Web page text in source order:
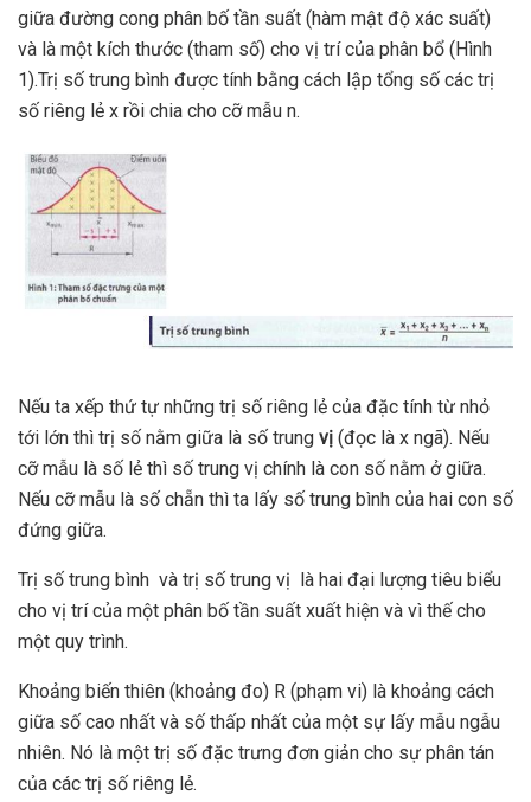
giữa đường cong phân bố tần suất (hàm mật độ xác suất)
và là một kích thước (tham số) cho vị trí của phân bổ (Hình
1).Trị số trung bình được tính bằng cách lập tổng số các trị
số riêng lẻ x rồi chia cho cỡ mẫu n.
Nếu ta xếp thứ tự những trị số riêng lẻ của đặc tính từ nhỏ
tới lớn thì trị số nằm giữa là số trung vị (đọc là x ngã). Nếu
cỡ mẫu là số lẻ thì số trung vị chính là con số nằm ở giữa.
Nếu cỡ mẫu là số chẵn thì ta lấy số trung bình của hai con số
đứng giữa.
Trị số trung bình và trị số trung vị là hai đại lượng tiêu biểu
cho vị trí của một phân bố tần suất xuất hiện và vì thế cho
một quy trình.
Khoảng biến thiên (khoảng đo) R (phạm vi) là khoảng cách
giữa số cao nhất và số thấp nhất của một sự lấy mẫu ngẫu
nhiên. Nó là một trị số đặc trưng đơn giản cho sự phân tán
của các trị số riêng lẻ.